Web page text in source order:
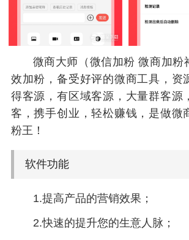
微商大师（微信加粉 微商加粉
效加粉，备受好评的微商工具，资
得客源，有区域客源，大量群客源
客，携手创业，轻松赚钱，是做微
粉王！
软件功能
1.提高产品的营销效果；
2.快速的提升您的生意人脉；